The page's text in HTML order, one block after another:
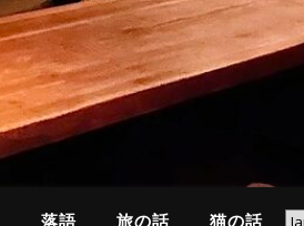
落語 旅の話 猫の話